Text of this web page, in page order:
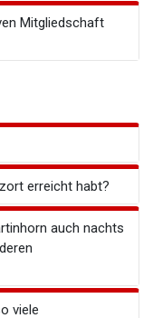
Mitgliedschaft
erreicht habt?
auch nachts
viele